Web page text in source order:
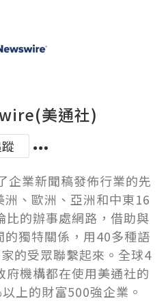
美通社)
企業新聞稿發佈行業的先
、歐洲、亞洲和中東16
比的辦事處網路，借助與
獨特關係，用40多種語
的受眾聯繫起來。全球4
府機構都在使用美通社的
上的財富500強企業。